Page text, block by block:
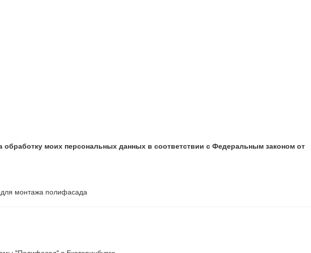
обработку моих персональных данных в соответствии с Федеральным законом от
монтажа полифасада